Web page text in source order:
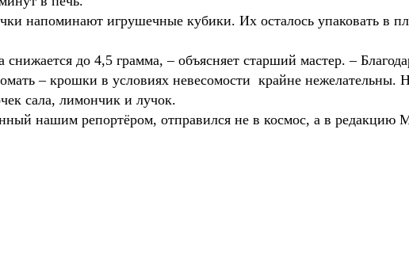
напоминают игрушечные кубики. Их осталось упаковать в
снижается до 4,5 грамма, – объясняет старший мастер. –
– крошки в условиях невесомости крайне нежелательны.
сала, лимончик и лучок.
нашим репортёром, отправился не в космос, а в редакцию